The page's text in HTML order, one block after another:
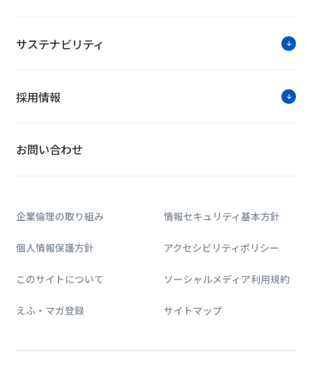
サステナビリティ
採用情報
お問い合わせ
企業倫理の取り組み 情報セキュリティ基本方針
個人情報保護方針 アクセシビリティポリシー
このサイトについて ソーシャルメディア利用規約
えふ・マガ登録 サイトマップ